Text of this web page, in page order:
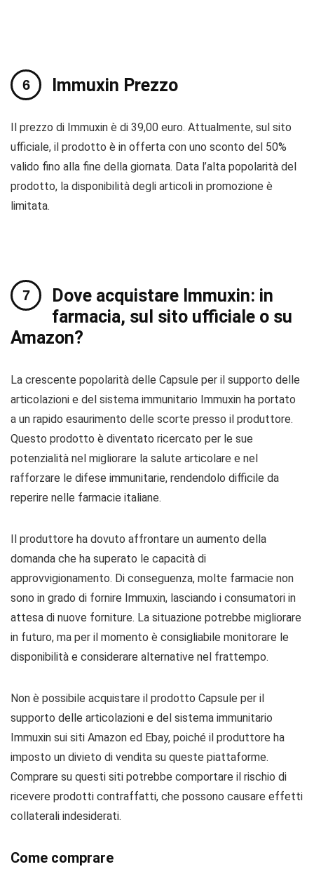
Immuxin Prezzo
Il prezzo di Immuxin è di 39,00 euro. Attualmente, sul sito
ufficiale, il prodotto è in offerta con uno sconto del 50%
valido fino alla fine della giornata. Data l’alta popolarità del
prodotto, la disponibilità degli articoli in promozione è
limitata.
Dove acquistare Immuxin: in
farmacia, sul sito ufficiale o su
Amazon?
La crescente popolarità delle Capsule per il supporto delle
articolazioni e del sistema immunitario Immuxin ha portato
a un rapido esaurimento delle scorte presso il produttore.
Questo prodotto è diventato ricercato per le sue
potenzialità nel migliorare la salute articolare e nel
rafforzare le difese immunitarie, rendendolo difficile da
reperire nelle farmacie italiane.
Il produttore ha dovuto affrontare un aumento della
domanda che ha superato le capacità di
approvvigionamento. Di conseguenza, molte farmacie non
sono in grado di fornire Immuxin, lasciando i consumatori in
attesa di nuove forniture. La situazione potrebbe migliorare
in futuro, ma per il momento è consigliabile monitorare le
disponibilità e considerare alternative nel frattempo.
Non è possibile acquistare il prodotto Capsule per il
supporto delle articolazioni e del sistema immunitario
Immuxin sui siti Amazon ed Ebay, poiché il produttore ha
imposto un divieto di vendita su queste piattaforme.
Comprare su questi siti potrebbe comportare il rischio di
ricevere prodotti contraffatti, che possono causare effetti
collaterali indesiderati.
Come comprare